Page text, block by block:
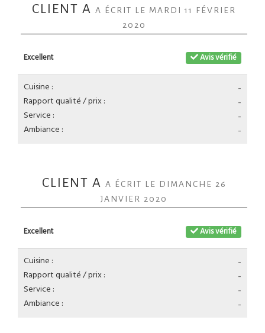
CLIENT A A ÉCRIT LE MARDI 11 FÉVRIER
2020
Avis vérifié
Excellent
-
Cuisine :
-
Rapport qualité / prix :
-
Service :
-
Ambiance :
CLIENT A A ÉCRIT LE DIMANCHE 26
JANVIER 2020
Avis vérifié
Excellent
-
Cuisine :
-
Rapport qualité / prix :
-
Service :
-
Ambiance :